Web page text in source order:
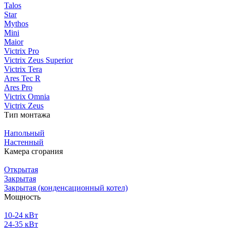
Talos
Star
Mythos
Mini
Maior
Victrix Pro
Victrix Zeus Superior
Victrix Tera
Ares Tec R
Ares Pro
Victrix Omnia
Victrix Zeus
Тип монтажа
Напольный
Настенный
Камера сгорания
Открытая
Закрытая
Закрытая (конденсационный котел)
Мощность
10-24 кВт
24-35 кВт